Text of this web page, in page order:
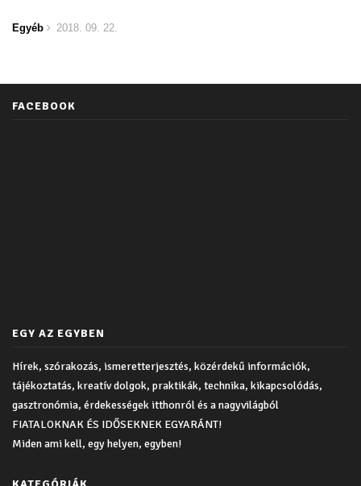
Egyéb 2018. 09. 22.
FACEBOOK
EGY AZ EGYBEN
Hírek, szórakozás, ismeretterjesztés, közérdekű információk,
tájékoztatás, kreatív dolgok, praktikák, technika, kikapcsolódás,
gasztronómia, érdekességek itthonról és a nagyvilágból
FIATALOKNAK ÉS IDŐSEKNEK EGYARÁNT!
Miden ami kell, egy helyen, egyben!